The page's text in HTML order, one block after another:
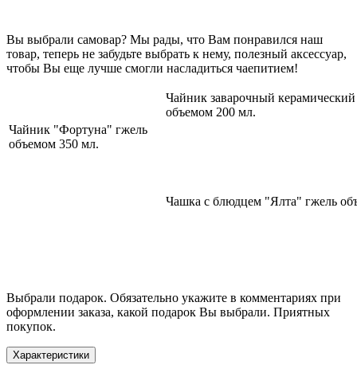
Вы выбрали самовар? Мы рады, что Вам понравился наш
товар, теперь не забудьте выбрать к нему, полезный аксессуар,
чтобы Вы еще лучше смогли насладиться чаепитием!
Чайник заварочный
объемом 200 мл.
Чайник "Фортуна" гжель
объемом 350 мл.
Чашка с блюдцем "Ялта" гжель
Выбрали подарок. Обязательно укажите в комментариях при
оформлении заказа, какой подарок Вы выбрали. Приятных
покупок.
Характеристики